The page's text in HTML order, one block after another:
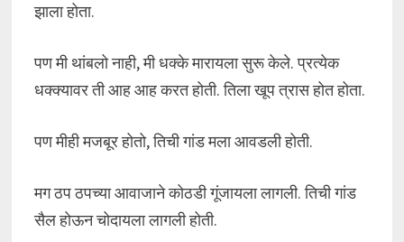
झाला होता.
पण मी थांबलो नाही, मी धक्के मारायला सुरू केले. प्रत्येक
धक्क्यावर ती आह आह करत होती. तिला खूप त्रास होत होता.
पण मीही मजबूर होतो, तिची गांड मला आवडली होती.
मग ठप ठपच्या आवाजाने कोठडी गूंजायला लागली. तिची गांड
सैल होऊन चोदायला लागली होती.